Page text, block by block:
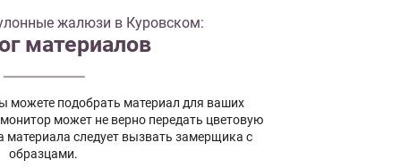
жалюзи в Куровском:
материалов
можете подобрать материал для ваших
может не верно передать цветовую
материала следует вызвать замерщика с
образцами.